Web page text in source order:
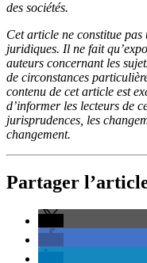
des sociétés.
Cet article ne constitue
juridiques. Il ne fait
auteurs concernant les
de circonstances
contenu de cet article est
d’informer les lecteurs de
jurisprudences, les
changement.
Partager